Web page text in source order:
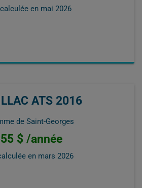
en mai 2026
ATS 2016
de Saint-Georges
$ /année
en mars 2026